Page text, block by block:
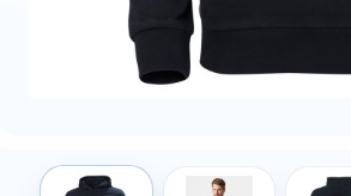
Organická bavlna
Certifikace